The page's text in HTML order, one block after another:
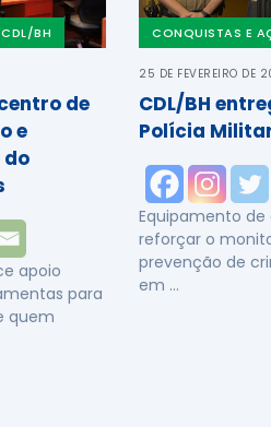
BH
de
e
do
apoio
para
quem
CONQUISTAS E
25 DE FEVEREIRO DE
CDL/BH
Polícia
Equipamento
reforçar o
prevenção de
em …